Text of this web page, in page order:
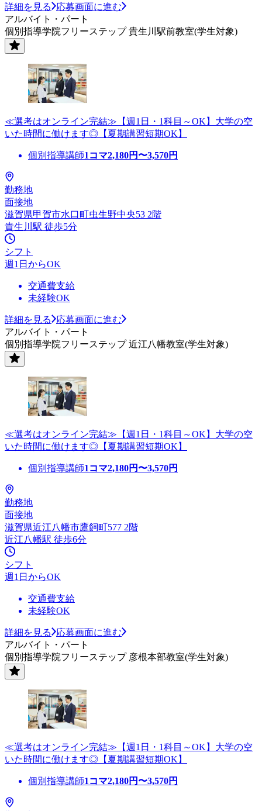
詳細を見る
応募画面に進む
アルバイト・パート
個別指導学院フリーステップ 貴生川駅前教室(学生対象)
≪選考はオンライン完結≫【週1日・1科目～OK】大学の空
いた時間に働けます◎【夏期講習短期OK】
個別指導講師1コマ2,180円〜3,570円
勤務地
面接地
滋賀県甲賀市水口町虫生野中央53 2階
貴生川駅 徒歩5分
シフト
週1日からOK
交通費支給
未経験OK
詳細を見る
応募画面に進む
アルバイト・パート
個別指導学院フリーステップ 近江八幡教室(学生対象)
≪選考はオンライン完結≫【週1日・1科目～OK】大学の空
いた時間に働けます◎【夏期講習短期OK】
個別指導講師1コマ2,180円〜3,570円
勤務地
面接地
滋賀県近江八幡市鷹飼町577 2階
近江八幡駅 徒歩6分
シフト
週1日からOK
交通費支給
未経験OK
詳細を見る
応募画面に進む
アルバイト・パート
個別指導学院フリーステップ 彦根本部教室(学生対象)
≪選考はオンライン完結≫【週1日・1科目～OK】大学の空
いた時間に働けます◎【夏期講習短期OK】
個別指導講師1コマ2,180円〜3,570円